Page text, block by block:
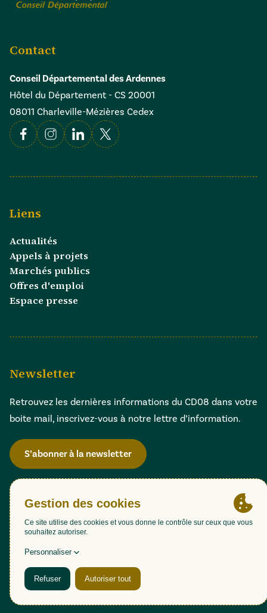
Contact
Conseil Départemental des Ardennes
Hôtel du Département - CS 20001
08011 Charleville-Mézières Cedex
FacebookInstagramLinkedin
X
Liens
Actualités
Appels à projets
Marchés publics
Offres d'emploi
Espace presse
Newsletter
Retrouvez les dernières informations du CD08 dans votre
boite mail, inscrivez-vous à notre lettre d’information.
S’abonner à la newsletter
Gestion des cookies
Accessibilité : partiellement conforme (98,51%)
Mentions légales
Politique de confidentialité
Plan du site
Une création